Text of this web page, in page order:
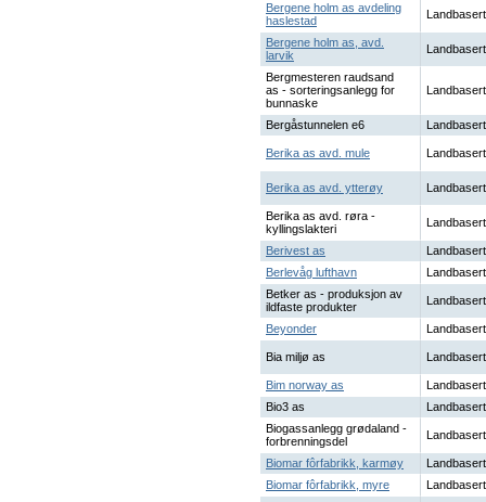
Bergene holm as avdeling
haslestad
Landbasert
Bergene holm as, avd.
larvik
Landbasert
Bergmesteren raudsand
as - sorteringsanlegg for
bunnaske
Landbasert
Bergåstunnelen e6 Landbasert
Berika as avd. mule Landbasert
Berika as avd. ytterøy Landbasert
Berika as avd. røra -
kyllingslakteri
Landbasert
Berivest as
Landbasert
Berlevåg lufthavn
Landbasert
Betker as - produksjon av
ildfaste produkter
Landbasert
Beyonder Landbasert
Bia miljø as Landbasert
Bim norway as
Landbasert
Bio3 as
Landbasert
Biogassanlegg grødaland -
forbrenningsdel
Landbasert
Biomar fôrfabrikk, karmøy
Landbasert
Biomar fôrfabrikk, myre
Landbasert